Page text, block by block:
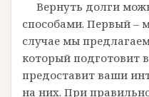
Вернуть долги
способами. Первый –
случае мы
который подготовит
предоставит ваши
на них. При